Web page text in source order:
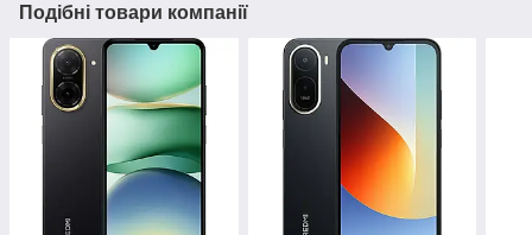
Подібні товари компанії